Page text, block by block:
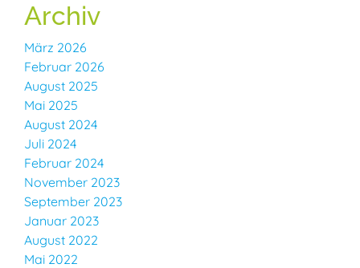
Archiv
März 2026
Februar 2026
August 2025
Mai 2025
August 2024
Juli 2024
Februar 2024
November 2023
September 2023
Januar 2023
August 2022
Mai 2022